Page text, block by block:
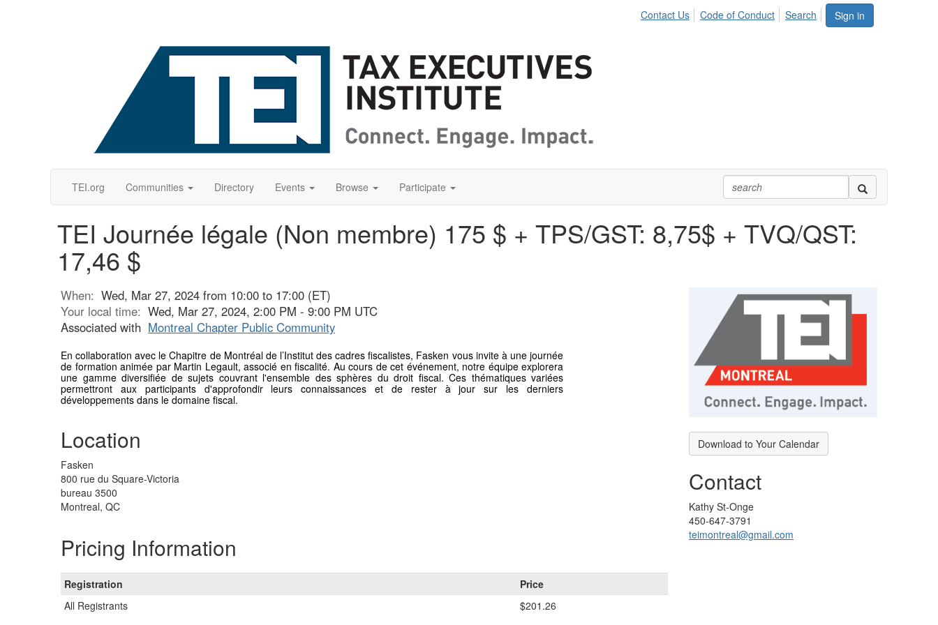
Sign in
Contact Us Code of Conduct Search
TEI.org Communities Directory Events Browse Participate
TEI Journée légale (Non membre) 175 $ + TPS/GST: 8,75$ + TVQ/QST:
17,46 $
When: Wed, Mar 27, 2024 from 10:00 to 17:00 (ET)
Your local time: Wed, Mar 27, 2024, 2:00 PM - 9:00 PM UTC
Associated with Montreal Chapter Public Community
En collaboration avec le Chapitre de Montréal de l’Institut des cadres fiscalistes, Fasken vous invite à une journée
de formation animée par Martin Legault, associé en fiscalité. Au cours de cet événement, notre équipe explorera
une gamme diversifiée de sujets couvrant l'ensemble des sphères du droit fiscal. Ces thématiques variées
permettront aux participants d'approfondir leurs connaissances et de rester à jour sur les derniers
développements dans le domaine fiscal.
Location
Fasken
800 rue du Square-Victoria
bureau 3500
Montreal, QC
Pricing Information
Registration
Price
All Registrants
$201.26
Download to Your Calendar
Contact
Kathy St-Onge
450-647-3791
teimontreal@gmail.com